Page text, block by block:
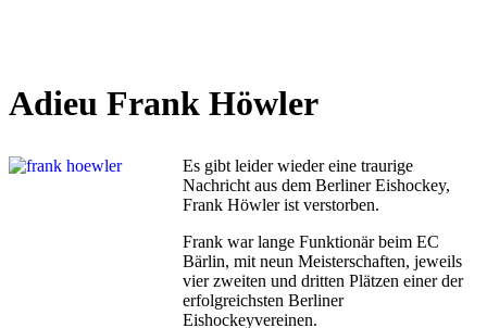
Adieu Frank Höwler
Es gibt leider wieder eine traurige
Nachricht aus dem Berliner Eishockey,
Frank Höwler ist verstorben.
Frank war lange Funktionär beim EC
Bärlin, mit neun Meisterschaften, jeweils
vier zweiten und dritten Plätzen einer der
erfolgreichsten Berliner
Eishockeyvereinen.